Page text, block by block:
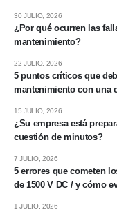
¿Por qué ocurren las
mantenimiento?
30 JULIO, 2026
5 puntos críticos que
mantenimiento con una
22 JULIO, 2026
¿Su empresa está
cuestión de minutos?
15 JULIO, 2026
5 errores que cometen
de 1500 V DC / y cómo
7 JULIO, 2026
1 JULIO, 2026